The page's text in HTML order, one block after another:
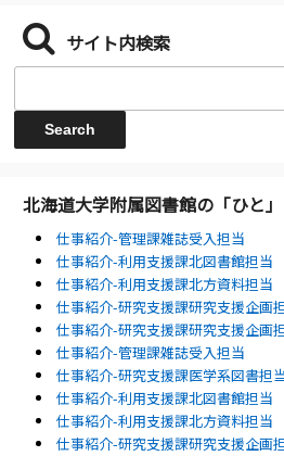
サイト内検索
北海道大学附属図書館の「ひと」
仕事紹介-管理課雑誌受入担当
仕事紹介-利用支援課北図書館担当
仕事紹介-利用支援課北方資料担当
仕事紹介-研究支援課研究支援企画担
仕事紹介-研究支援課研究支援企画
仕事紹介-管理課雑誌受入担当
仕事紹介-研究支援課医学系図書担
仕事紹介-利用支援課北図書館担当
仕事紹介-利用支援課北方資料担当
仕事紹介-研究支援課研究支援企画